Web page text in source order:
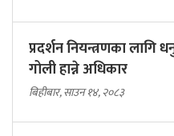
प्रदर्शन नियन्त्रणका लागि
गोली हान्ने अधिकार
बिहीबार, साउन १४, २०८३